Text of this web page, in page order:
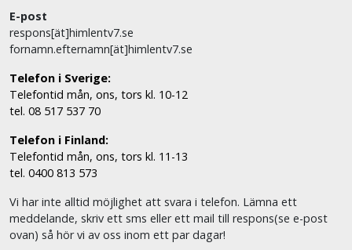
E-post
respons[ät]himlentv7.se
fornamn.efternamn[ät]himlentv7.se
Telefon i Sverige:
Telefontid mån, ons, tors kl. 10-12
tel. 08 517 537 70
Telefon i Finland:
Telefontid mån, ons, tors kl. 11-13
tel. 0400 813 573
Vi har inte alltid möjlighet att svara i telefon. Lämna ett
meddelande, skriv ett sms eller ett mail till respons(se e-post
ovan) så hör vi av oss inom ett par dagar!